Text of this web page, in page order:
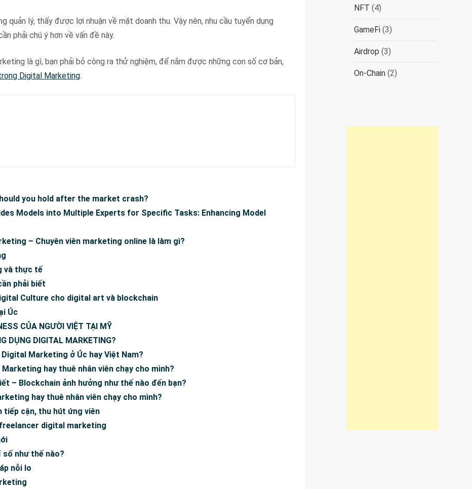
quản lý, thấy được lợi nhuận về mặt doanh thu. Vậy nên, nhu cầu tuyển dụng
phải chú ý hơn về vấn đề này.
là gì, bạn phải bỏ công ra thử nghiệm, để nắm được những con số cơ bản,
Digital Marketing.
you hold after the market crash?
Models into Multiple Experts for Specific Tasks: Enhancing Model
– Chuyên viên marketing online là làm gì?
và thực tế
phải biết
Culture cho digital art và blockchain
Úc
CỦA NGƯỜI VIỆT TẠI MỸ
DỤNG DIGITAL MARKETING?
Marketing ở Úc hay Việt Nam?
hay thuê nhân viên chạy cho mình?
– Blockchain ảnh hưởng như thế nào đến bạn?
hay thuê nhân viên chạy cho mình?
tiếp cận, thu hút ứng viên
digital marketing
như thế nào?
nỗi lo
NFT (4)
GameFi (3)
Airdrop (3)
On-Chain (2)